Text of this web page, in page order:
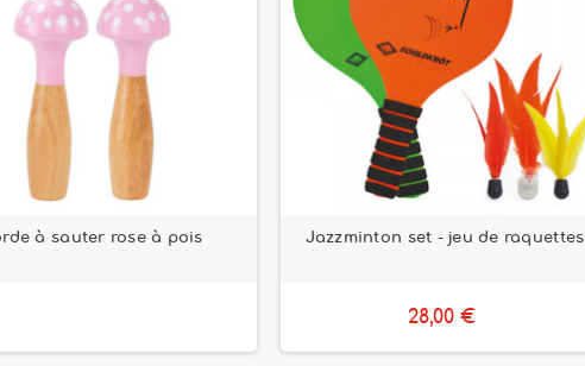
à sauter rose à pois Jazzminton set - jeu de raquettes
28,00 €